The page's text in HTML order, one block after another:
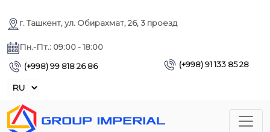
г. Ташкент, ул. Обирахмат, 26, 3 проезд
Пн.-Пт.: 09:00 - 18:00
(+998) 99 818 26 86
(+998) 91 133 85 28